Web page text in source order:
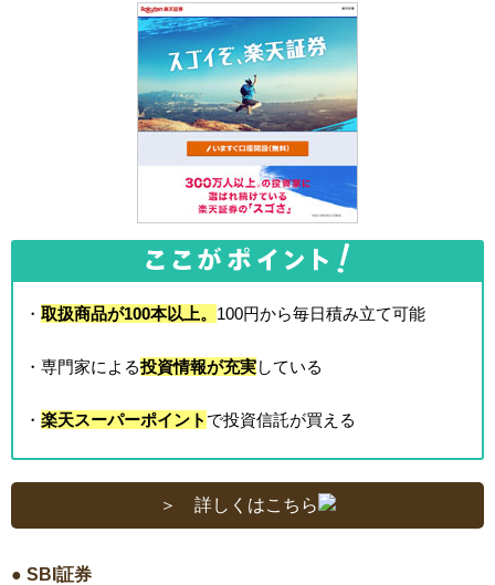
・ 取扱商品が100本以上。 100円から毎日積み立て可能
・専門家による投資情報が充実している
・ 楽天スーパーポイント で投資信託が買える
＞ 詳しくはこちら
● SBI証券